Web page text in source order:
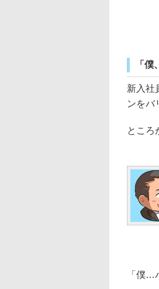
「
新入社
ンをバ
ところ
「僕…